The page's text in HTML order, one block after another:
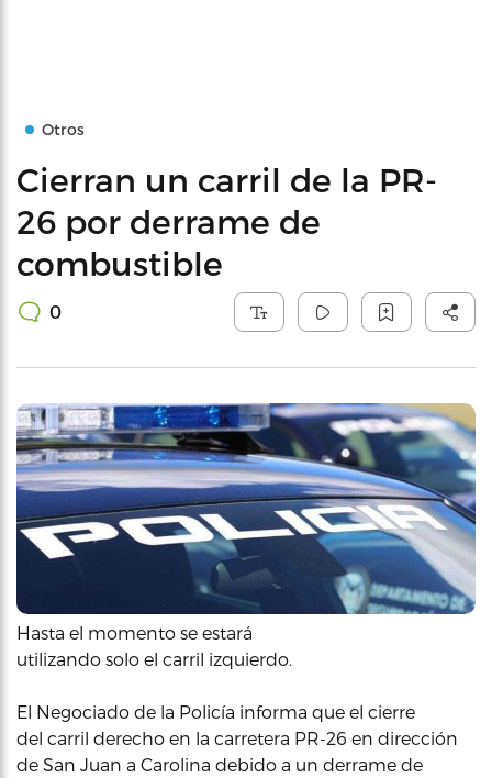
Otros
Cierran un carril de la PR-
26 por derrame de
combustible
0
Hasta el momento se estará
utilizando solo el carril izquierdo.
El Negociado de la Policía informa que el cierre
del carril derecho en la carretera PR-26 en dirección
de San Juan a Carolina debido a un derrame de